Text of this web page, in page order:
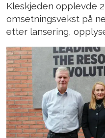
Kleskjeden opplevde
omsetningsvekst på
etter lansering,